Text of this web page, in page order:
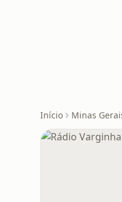
Início Minas